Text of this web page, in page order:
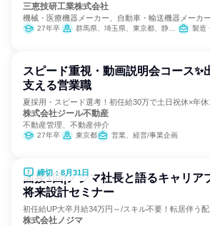
三恵技研工業株式会社
機械・医療機器メーカー、自動車・輸送機器メーカ
27年卒 群馬県、埼玉県、東京都、静岡県、三重県 製造・生産工程
スピード重視・動画説明会コース✨
支える営業職
夏採用・スピード選考！初任給30万で土日祝休×年休
株式会社ジール不動産
不動産管理、不動産仲介
27年卒 東京都 営業、経営/事業企画
締切：8月31日
面接1回|ノジマ社長と語るキャリア
将来設計セミナー
初任給UP大卒月給34万円～/スキル不要！転居伴う
株式会社ノジマ